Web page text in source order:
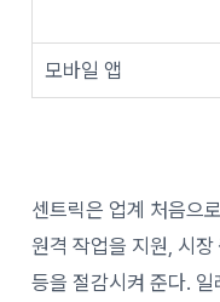
모바일 앱
센트릭은 업계 처음으
원격 작업을 지원, 시
등을 절감시켜 준다.